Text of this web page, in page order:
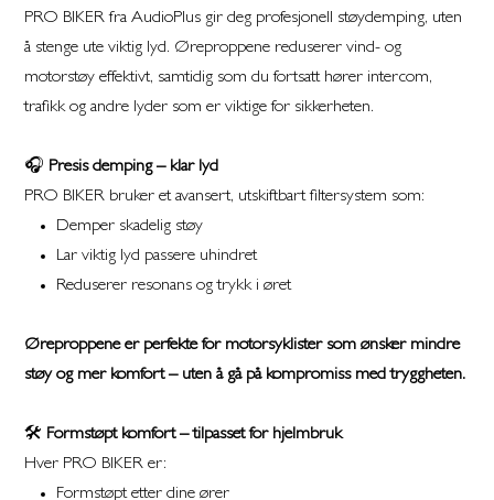
PRO BIKER fra AudioPlus gir deg profesjonell støydemping, uten
å stenge ute viktig lyd. Øreproppene reduserer vind- og
motorstøy effektivt, samtidig som du fortsatt hører intercom,
trafikk og andre lyder som er viktige for sikkerheten.
🎧 Presis demping – klar lyd
PRO BIKER bruker et avansert, utskiftbart filtersystem som:
Demper skadelig støy
Lar viktig lyd passere uhindret
Reduserer resonans og trykk i øret
Øreproppene er perfekte for motorsyklister som ønsker mindre
støy og mer komfort – uten å gå på kompromiss med tryggheten.
🛠️ Formstøpt komfort – tilpasset for hjelmbruk
Hver PRO BIKER er:
Formstøpt etter dine ører